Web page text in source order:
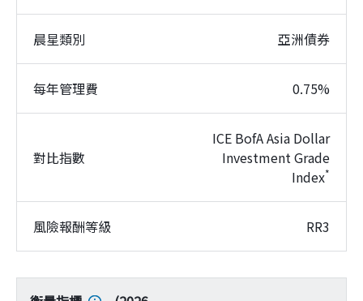
晨星類別 亞洲債券
每年管理費 0.75%
對比指數
ICE BofA Asia Dollar
Investment Grade
Index*
風險報酬等級 RR3